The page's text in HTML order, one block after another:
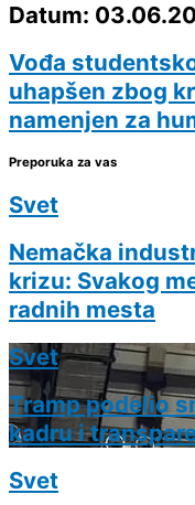
Datum:
Vođa
uhapšen zbog
namenjen za
Preporuka za vas
Svet
Nemačka
krizu: Svakog
radnih mesta
Svet
Tramp podelio
kadru i
Svet